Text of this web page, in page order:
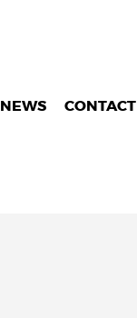
NEWS CONTACT